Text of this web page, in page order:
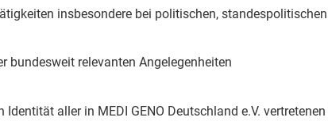
insbesondere bei politischen,
bundesweit relevanten Angelegenheiten
aller in MEDI GENO Deutschland e.V.